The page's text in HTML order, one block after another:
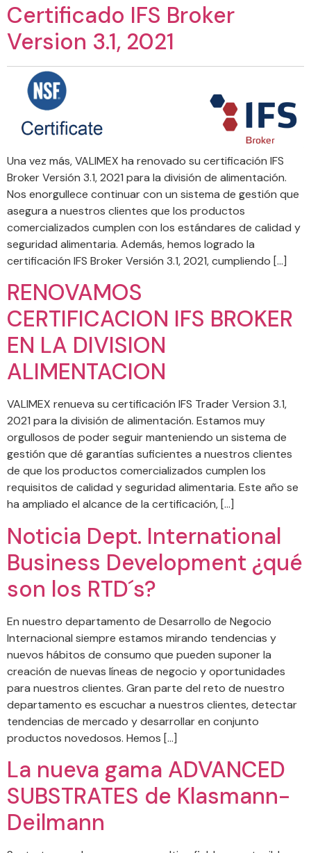
Certificado IFS Broker
Version 3.1, 2021
Una vez más, VALIMEX ha renovado su certificación IFS
Broker Versión 3.1, 2021 para la división de alimentación.
Nos enorgullece continuar con un sistema de gestión que
asegura a nuestros clientes que los productos
comercializados cumplen con los estándares de calidad y
seguridad alimentaria. Además, hemos logrado la
certificación IFS Broker Versión 3.1, 2021, cumpliendo […]
RENOVAMOS
CERTIFICACION IFS BROKER
EN LA DIVISION
ALIMENTACION
VALIMEX renueva su certificación IFS Trader Version 3.1,
2021 para la división de alimentación. Estamos muy
orgullosos de poder seguir manteniendo un sistema de
gestión que dé garantías suficientes a nuestros clientes
de que los productos comercializados cumplen los
requisitos de calidad y seguridad alimentaria. Este año se
ha ampliado el alcance de la certificación, […]
Noticia Dept. International
Business Development ¿qué
son los RTD´s?
En nuestro departamento de Desarrollo de Negocio
Internacional siempre estamos mirando tendencias y
nuevos hábitos de consumo que pueden suponer la
creación de nuevas líneas de negocio y oportunidades
para nuestros clientes. Gran parte del reto de nuestro
departamento es escuchar a nuestros clientes, detectar
tendencias de mercado y desarrollar en conjunto
productos novedosos. Hemos […]
La nueva gama ADVANCED
SUBSTRATES de Klasmann-
Deilmann